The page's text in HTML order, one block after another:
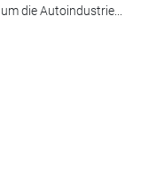
die Autoindustrie...